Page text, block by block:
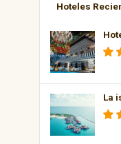
Hoteles
La